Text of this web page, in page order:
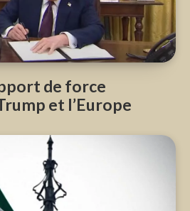
de force
et l’Europe